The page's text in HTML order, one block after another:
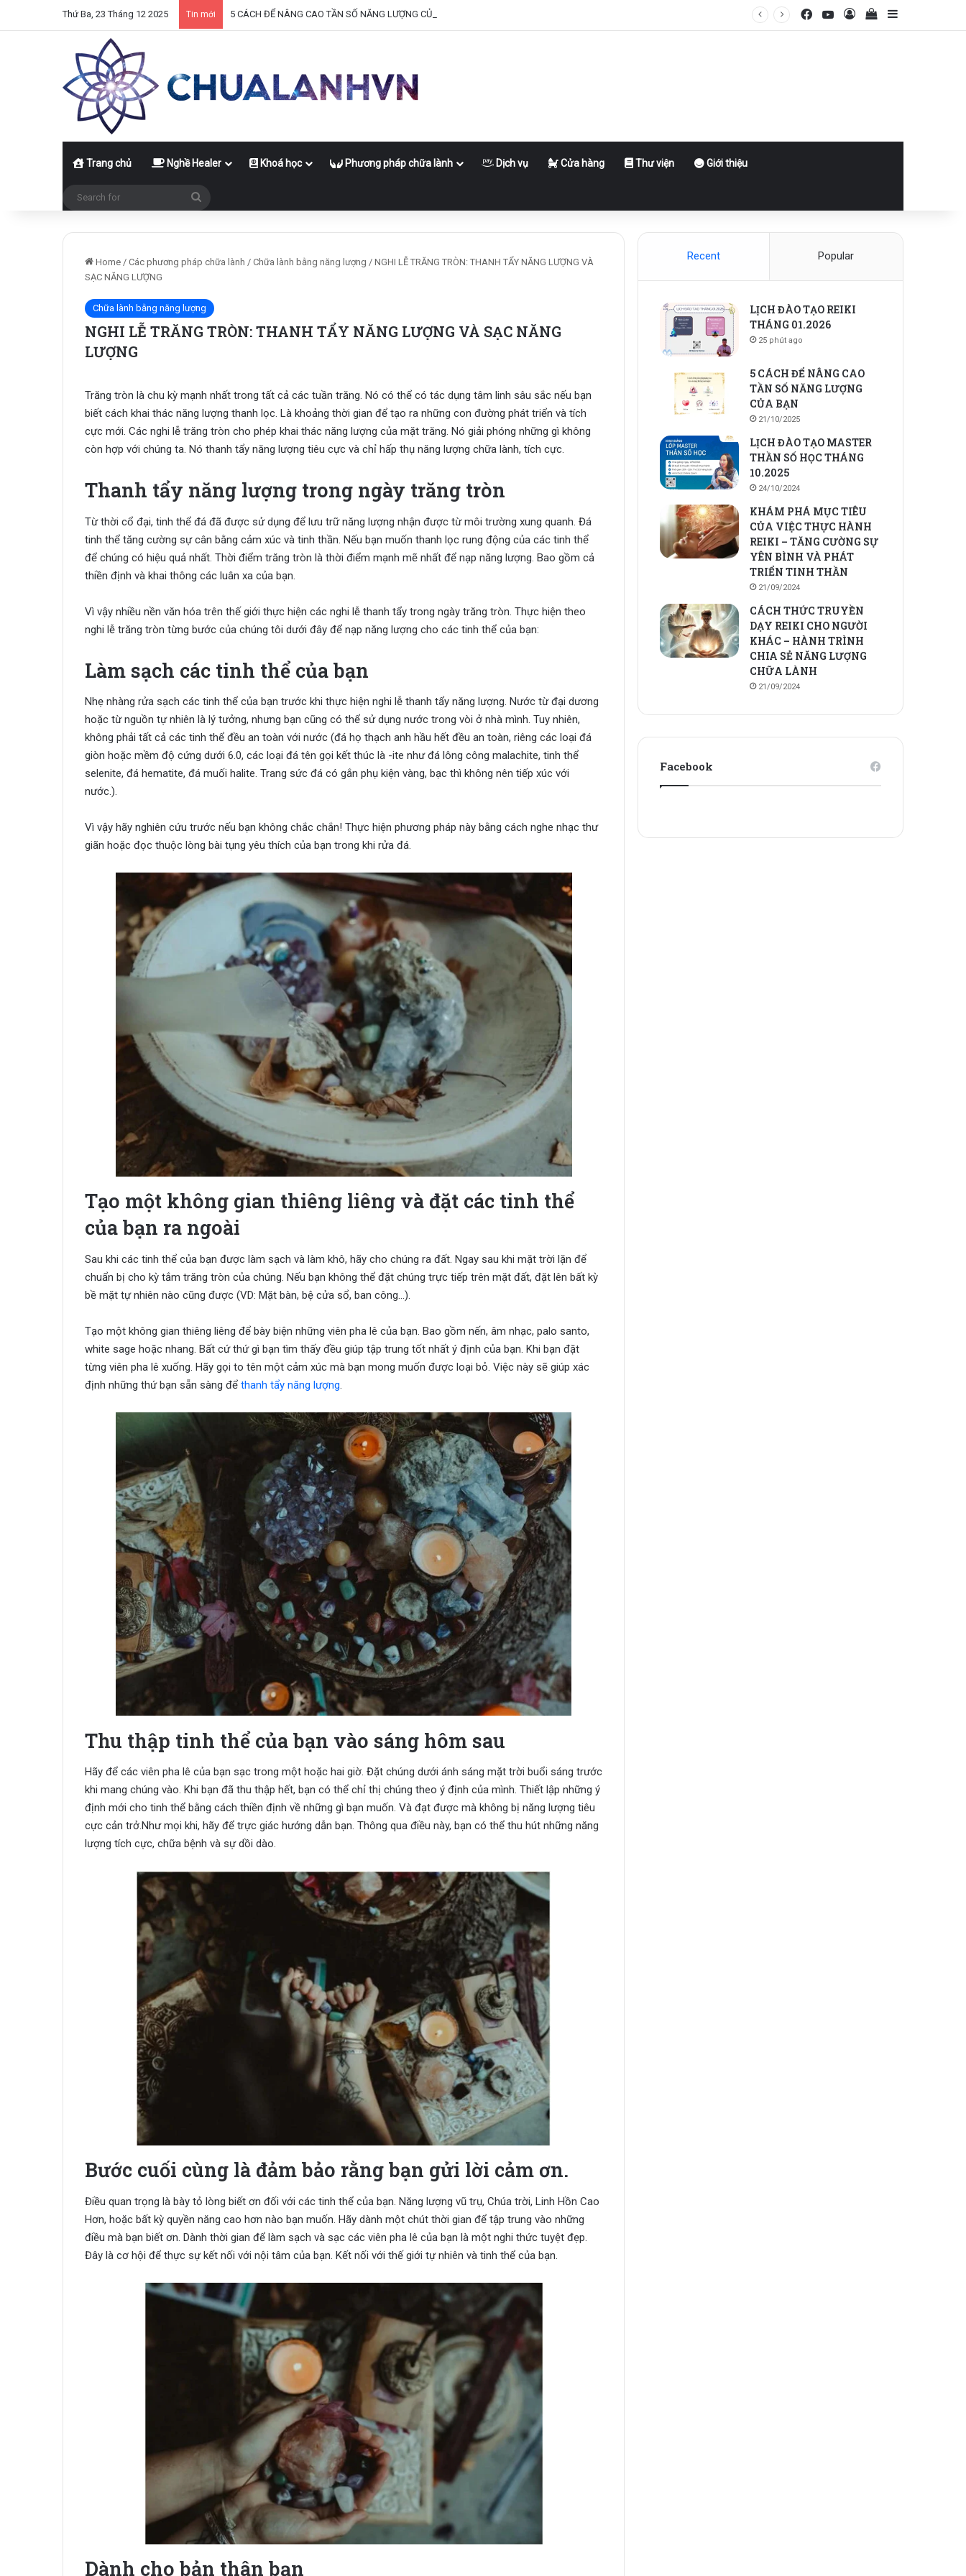
Thứ Ba, 23 Tháng 12 2025 Tin mới 5 CÁCH ĐỂ NÂNG CAO TẦN SỐ NĂNG LƯỢNG CỦA BẠN FacebookYouTube
Log InView your
Sidebar
Trang chủ Nghề Healer Khoá học Phương pháp chữa lành Dịch vụ Cửa hàng Thư viện Giới thiệu
Home / Các phương pháp chữa lành / Chữa lành bằng năng lượng / NGHI LỄ TRĂNG TRÒN: THANH TẨY NĂNG LƯỢNG VÀ
SẠC NĂNG LƯỢNG
Chữa lành bằng năng lượng
NGHI LỄ TRĂNG TRÒN: THANH TẨY NĂNG LƯỢNG VÀ SẠC NĂNG
LƯỢNG
Trăng tròn là chu kỳ mạnh nhất trong tất cả các tuần trăng. Nó có thể có tác dụng tâm linh sâu sắc nếu bạn
biết cách khai thác năng lượng thanh lọc. Là khoảng thời gian để tạo ra những con đường phát triển và tích
cực mới. Các nghi lễ trăng tròn cho phép khai thác năng lượng của mặt trăng. Nó giải phóng những gì không
còn hợp với chúng ta. Nó thanh tẩy năng lượng tiêu cực và chỉ hấp thụ năng lượng chữa lành, tích cực.
Thanh tẩy năng lượng trong ngày trăng tròn
Từ thời cổ đại, tinh thể đá đã được sử dụng để lưu trữ năng lượng nhận được từ môi trường xung quanh. Đá
tinh thể tăng cường sự cân bằng cảm xúc và tinh thần. Nếu bạn muốn thanh lọc rung động của các tinh thể
để chúng có hiệu quả nhất. Thời điểm trăng tròn là thời điểm mạnh mẽ nhất để nạp năng lượng. Bao gồm cả
thiền định và khai thông các luân xa của bạn.
Vì vậy nhiều nền văn hóa trên thế giới thực hiện các nghi lễ thanh tẩy trong ngày trăng tròn. Thực hiện theo
nghi lễ trăng tròn từng bước của chúng tôi dưới đây để nạp năng lượng cho các tinh thể của bạn:
Làm sạch các tinh thể của bạn
Nhẹ nhàng rửa sạch các tinh thể của bạn trước khi thực hiện nghi lễ thanh tẩy năng lượng. Nước từ đại dương
hoặc từ nguồn tự nhiên là lý tưởng, nhưng bạn cũng có thể sử dụng nước trong vòi ở nhà mình. Tuy nhiên,
không phải tất cả các tinh thể đều an toàn với nước (đá họ thạch anh hầu hết đều an toàn, riêng các loại đá
giòn hoặc mềm độ cứng dưới 6.0, các loại đá tên gọi kết thúc là -ite như đá lông công malachite, tinh thể
selenite, đá hematite, đá muối halite. Trang sức đá có gắn phụ kiện vàng, bạc thì không nên tiếp xúc với
nước.).
Vì vậy hãy nghiên cứu trước nếu bạn không chắc chắn! Thực hiện phương pháp này bằng cách nghe nhạc thư
giãn hoặc đọc thuộc lòng bài tụng yêu thích của bạn trong khi rửa đá.
Tạo một không gian thiêng liêng và đặt các tinh thể
của bạn ra ngoài
Sau khi các tinh thể của bạn được làm sạch và làm khô, hãy cho chúng ra đất. Ngay sau khi mặt trời lặn để
chuẩn bị cho kỳ tắm trăng tròn của chúng. Nếu bạn không thể đặt chúng trực tiếp trên mặt đất, đặt lên bất kỳ
bề mặt tự nhiên nào cũng được (VD: Mặt bàn, bệ cửa sổ, ban công…).
Tạo một không gian thiêng liêng để bày biện những viên pha lê của bạn. Bao gồm nến, âm nhạc, palo santo,
white sage hoặc nhang. Bất cứ thứ gì bạn tìm thấy đều giúp tập trung tốt nhất ý định của bạn. Khi bạn đặt
từng viên pha lê xuống. Hãy gọi to tên một cảm xúc mà bạn mong muốn được loại bỏ. Việc này sẽ giúp xác
định những thứ bạn sẵn sàng để thanh tẩy năng lượng
Thu thập tinh thể của bạn vào sáng hôm sau
Hãy để các viên pha lê của bạn sạc trong một hoặc hai giờ. Đặt chúng dưới ánh sáng mặt trời buổi sáng trước
khi mang chúng vào. Khi bạn đã thu thập hết, bạn có thể chỉ thị chúng theo ý định của mình. Thiết lập những ý
định mới cho tinh thể bằng cách thiền định về những gì bạn muốn. Và đạt được mà không bị năng lượng tiêu
cực cản trở.Như mọi khi, hãy để trực giác hướng dẫn bạn. Thông qua điều này, bạn có thể thu hút những năng
lượng tích cực, chữa bệnh và sự dồi dào.
Bước cuối cùng là đảm bảo rằng bạn gửi lời cảm ơn.
Điều quan trọng là bày tỏ lòng biết ơn đối với các tinh thể của bạn. Năng lượng vũ trụ, Chúa trời, Linh Hồn Cao
Hơn, hoặc bất kỳ quyền năng cao hơn nào bạn muốn. Hãy dành một chút thời gian để tập trung vào những
điều mà bạn biết ơn. Dành thời gian để làm sạch và sạc các viên pha lê của bạn là một nghi thức tuyệt đẹp.
Đây là cơ hội để thực sự kết nối với nội tâm của bạn. Kết nối với thế giới tự nhiên và tinh thể của bạn.
Dành cho bản thân bạn
Recent Popular
LỊCH ĐÀO TẠO REIKI
THÁNG 01.2026
25 phút ago
5 CÁCH ĐỂ NÂNG CAO
TẦN SỐ NĂNG LƯỢNG
CỦA BẠN
21/10/2025
LỊCH ĐÀO TẠO MASTER
THẦN SỐ HỌC THÁNG
10.2025
24/10/2024
KHÁM PHÁ MỤC TIÊU
CỦA VIỆC THỰC HÀNH
REIKI – TĂNG CƯỜNG SỰ
YÊN BÌNH VÀ PHÁT
TRIỂN TINH THẦN
21/09/2024
CÁCH THỨC TRUYỀN
DẠY REIKI CHO NGƯỜI
KHÁC – HÀNH TRÌNH
CHIA SẺ NĂNG LƯỢNG
CHỮA LÀNH
21/09/2024
Facebook